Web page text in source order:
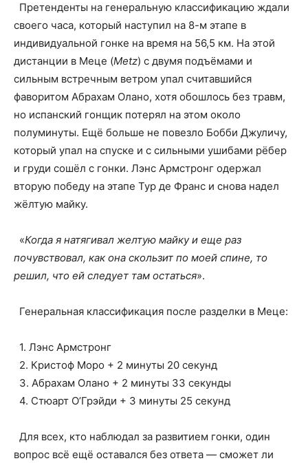
Претенденты на генеральную классификацию ждали
своего часа, который наступил на 8-м этапе в
индивидуальной гонке на время на 56,5 км. На этой
дистанции в Меце (Metz) с двумя подъёмами и
сильным встречным ветром упал считавшийся
фаворитом Абрахам Олано, хотя обошлось без травм,
но испанский гонщик потерял на этом около
полуминуты. Ещё больше не повезло Бобби Джуличу,
который упал на спуске и с сильными ушибами рёбер
и груди сошёл с гонки. Лэнс Армстронг одержал
вторую победу на этапе Тур де Франс и снова надел
жёлтую майку.
«Когда я натягивал желтую майку и еще раз
почувствовал, как она скользит по моей спине, то
решил, что ей следует там остаться».
Генеральная классификация после разделки в Меце:
1. Лэнс Армстронг
2. Кристоф Моро + 2 минуты 20 секунд
3. Абрахам Олано + 2 минуты 33 секунды
4. Стюарт О’Грэйди + 3 минуты 25 секунд
Для всех, кто наблюдал за развитием гонки, один
вопрос всё ещё оставался без ответа — сможет ли